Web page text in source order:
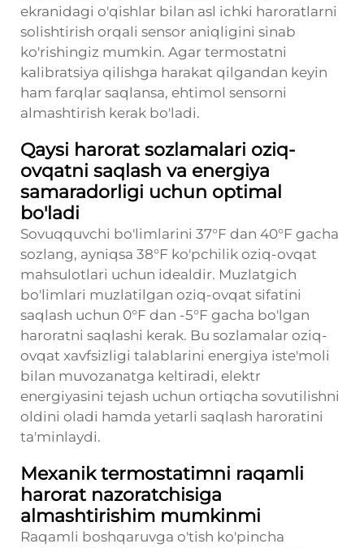
ekranidagi o'qishlar bilan asl ichki haroratlarni
solishtirish orqali sensor aniqligini sinab
ko'rishingiz mumkin. Agar termostatni
kalibratsiya qilishga harakat qilgandan keyin
ham farqlar saqlansa, ehtimol sensorni
almashtirish kerak bo'ladi.
Qaysi harorat sozlamalari oziq-
ovqatni saqlash va energiya
samaradorligi uchun optimal
bo'ladi
Sovuqquvchi bo'limlarini 37°F dan 40°F gacha
sozlang, ayniqsa 38°F ko'pchilik oziq-ovqat
mahsulotlari uchun idealdir. Muzlatgich
bo'limlari muzlatilgan oziq-ovqat sifatini
saqlash uchun 0°F dan -5°F gacha bo'lgan
haroratni saqlashi kerak. Bu sozlamalar oziq-
ovqat xavfsizligi talablarini energiya iste'moli
bilan muvozanatga keltiradi, elektr
energiyasini tejash uchun ortiqcha sovutilishni
oldini oladi hamda yetarli saqlash haroratini
ta'minlaydi.
Mexanik termostatimni raqamli
harorat nazoratchisiga
almashtirishim mumkinmi
Raqamli boshqaruvga o'tish ko'pincha